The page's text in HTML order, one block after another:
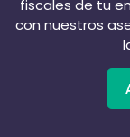
fiscales de tu
con nuestros